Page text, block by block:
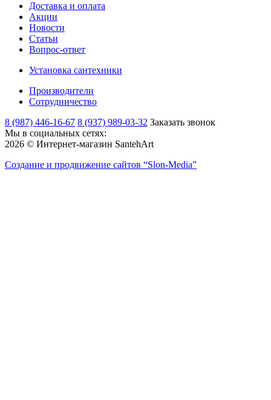
Доставка и оплата
Акции
Новости
Статьи
Вопрос-ответ
Установка сантехники
Производители
Сотрудничество
8 (987) 446-16-67 8 (937) 989-03-32 Заказать звонок
Мы в социальных сетях:
2026 © Интернет-магазин SantehArt
Создание и продвижение сайтов “Slon-Media”